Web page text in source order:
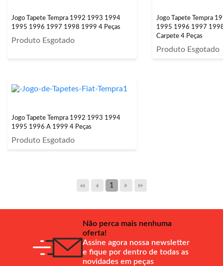
Jogo Tapete Tempra 1992 1993 1994
1995 1996 1997 1998 1999 4 Peças
Produto Esgotado
Jogo Tapete Tempra
1995 1996 1997
Carpete 4 Peças
Produto Esgotado
Jogo Tapete Tempra 1992 1993 1994
1995 1996 A 1999 4 Peças
Produto Esgotado
1
Não perca mais nenhuma
oferta!
Assine agora nossa newsletter
e fique por dentro de todas as
novidades em peças